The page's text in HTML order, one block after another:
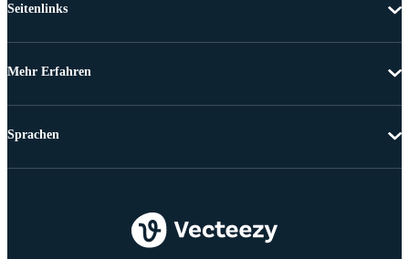
Seitenlinks
Mehr Erfahren
Sprachen